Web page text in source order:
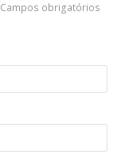
Campos obrigatórios